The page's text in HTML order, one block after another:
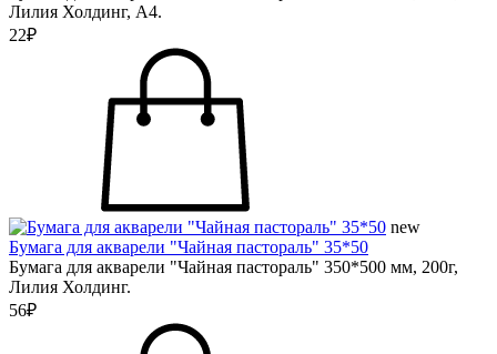
Лилия Холдинг, А4.
22₽
new
Бумага для акварели "Чайная пастораль" 35*50
Бумага для акварели "Чайная пастораль" 350*500 мм, 200г,
Лилия Холдинг.
56₽